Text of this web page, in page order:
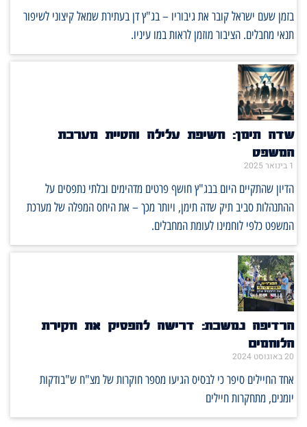
בזמן שעם ישראל קובר את גיבוריו – בג"ץ דן בעתירת שמאל קיצוני לשיפור
תנאי מחבלים. הציבור מוזמן לראות במו עיניו.
שדה תימן: חשיפת עלילה והטיית מערכת
המשפט
1 בינואר 2025
הדיון שהתקיים היום בבג"ץ חושף פרטים מדהימים ובלתי נתפסים על
ההתנהלות סביב תיק שדה תימן, ויותר מכך – את היחס המפלה של מערכת
המשפט כלפי לוחמינו לעומת המחבלים.
הרדיפה נמשכת: דרישה להפסיק את חקירת
הלוחמים
20 באוגוסט 2024
אחד החיילים סיפר כי לבסיס הגיעו מספר חוקרות של מצ"ח ש"בודקות
יומנים, מתחקרות חיילים